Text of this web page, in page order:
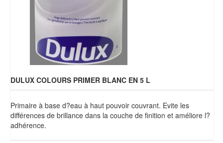
Dépôts
DULUX COLOURS PRIMER BLANC EN 5 L
Primaire à base d?eau à haut pouvoir couvrant. Evite les
différences de brillance dans la couche de finition et améliore l?
adhérence.